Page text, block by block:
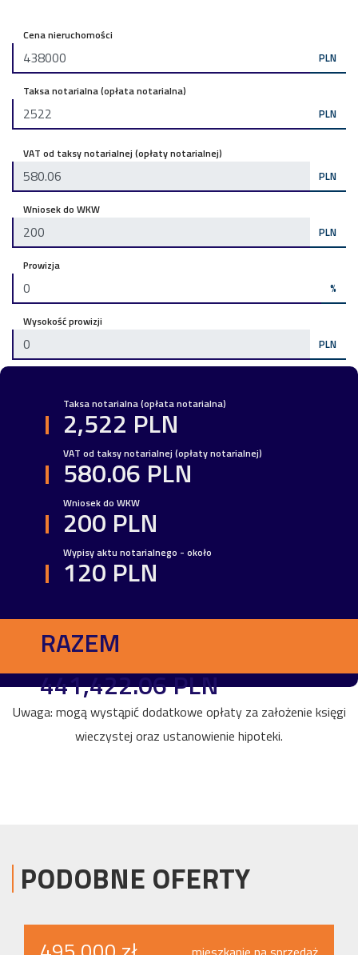
Cena nieruchomości
PLN
Taksa notarialna (opłata notarialna)
PLN
VAT od taksy notarialnej (opłaty notarialnej)
PLN
Wniosek do WKW
PLN
Prowizja
%
Wysokość prowizji
PLN
Taksa notarialna (opłata notarialna)
2,522 PLN
VAT od taksy notarialnej (opłaty notarialnej)
580.06 PLN
Wniosek do WKW
200 PLN
Wypisy aktu notarialnego - około
120 PLN
RAZEM
441,422.06 PLN
Uwaga: mogą wystąpić dodatkowe opłaty za założenie księgi
wieczystej oraz ustanowienie hipoteki.
PODOBNE OFERTY